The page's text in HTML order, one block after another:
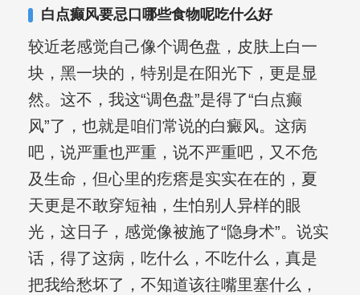
复发期;临床运用中医的辨证施治，理法
白点癫风要忌口哪些食物呢吃什么好
较近老感觉自己像个调色盘，皮肤上白一
块，黑一块的，特别是在阳光下，更是显
然。这不，我这“调色盘”是得了“白点癫
风”了，也就是咱们常说的白癜风。这病
吧，说严重也严重，说不严重吧，又不危
及生命，但心里的疙瘩是实实在在的，夏
天更是不敢穿短袖，生怕别人异样的眼
光，这日子，感觉像被施了“隐身术”。说实
话，得了这病，吃什么，不吃什么，真是
把我给愁坏了，不知道该往嘴里塞什么，